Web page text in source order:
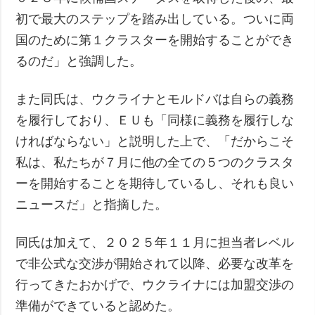
初で最大のステップを踏み出している。ついに両
国のために第１クラスターを開始することができ
るのだ」と強調した。
また同氏は、ウクライナとモルドバは自らの義務
を履行しており、ＥＵも「同様に義務を履行しな
ければならない」と説明した上で、「だからこそ
私は、私たちが７月に他の全ての５つのクラスタ
ーを開始することを期待しているし、それも良い
ニュースだ」と指摘した。
同氏は加えて、２０２５年１１月に担当者レベル
で非公式な交渉が開始されて以降、必要な改革を
行ってきたおかげで、ウクライナには加盟交渉の
準備ができていると認めた。